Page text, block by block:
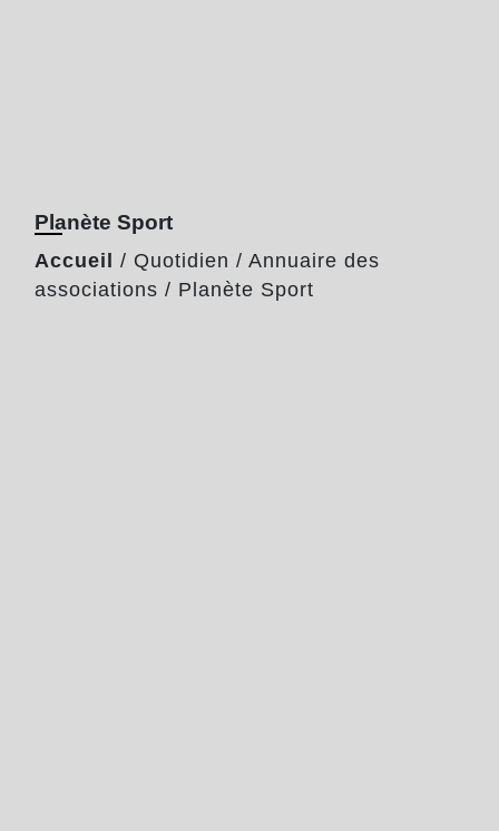
Planète Sport
Accueil / Quotidien / Annuaire des
associations / Planète Sport